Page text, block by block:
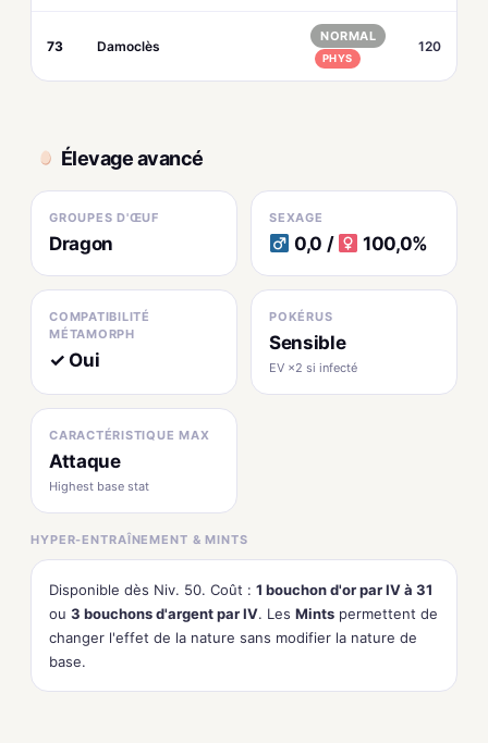
73 Damoclès
NORMAL
PHYS
120
Élevage avancé
GROUPES D'ŒUF
Dragon
SEXAGE
0,0 / 100,0%
COMPATIBILITÉ
MÉTAMORPH
✓ Oui
POKÉRUS
Sensible
EV ×2 si infecté
CARACTÉRISTIQUE MAX
Attaque
Highest base stat
HYPER-ENTRAÎNEMENT & MINTS
Disponible dès Niv. 50. Coût : 1 bouchon d'or par IV à 31
ou 3 bouchons d'argent par IV. Les Mints permettent de
changer l'effet de la nature sans modifier la nature de
base.